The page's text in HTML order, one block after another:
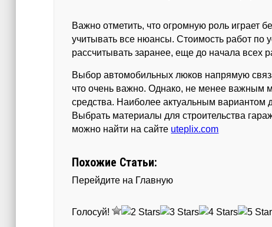
Важно отметить, что огромную роль играет
учитывать все нюансы. Стоимость работ по
рассчитывать заранее, еще до начала всех
Выбор автомобильных люков напрямую
что очень важно. Однако, не менее важным
средства. Наиболее актуальным вариантом
Выбрать материалы для строительства
можно найти на сайте uteplix.com
Похожие Статьи:
Перейдите на Главную
Голосуй!